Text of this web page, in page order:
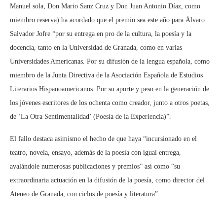
Manuel sola, Don Mario Sanz Cruz y Don Juan Antonio Díaz, como
miembro reserva) ha acordado que el premio sea este año para Álvaro
Salvador Jofre “por su entrega en pro de la cultura, la poesía y la
docencia, tanto en la Universidad de Granada, como en varias
Universidades Americanas. Por su difusión de la lengua española, como
miembro de la Junta Directiva de la Asociación Española de Estudios
Literarios Hispanoamericanos. Por su aporte y peso en la generación de
los jóvenes escritores de los ochenta como creador, junto a otros poetas,
de ‘La Otra Sentimentalidad’ (Poesía de la Experiencia)”.
El fallo destaca asimismo el hecho de que haya “incursionado en el
teatro, novela, ensayo, además de la poesía con igual entrega,
avalándole numerosas publicaciones y premios” así como “su
extraordinaria actuación en la difusión de la poesía, como director del
Ateneo de Granada, con ciclos de poesía y literatura”.